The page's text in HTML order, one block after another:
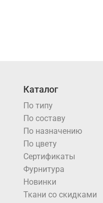
Каталог
По типу
По составу
По назначению
По цвету
Cертификаты
Фурнитура
Новинки
Ткани со скидками